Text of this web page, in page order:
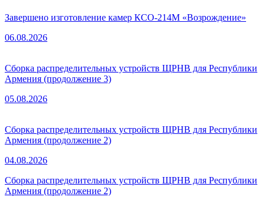
Завершено изготовление камер КСО-214М «Возрождение»
06.08.2026
Сборка распределительных устройств ЩРНВ для Республики
Армения (продолжение 3)
05.08.2026
Сборка распределительных устройств ЩРНВ для Республики
Армения (продолжение 2)
04.08.2026
Сборка распределительных устройств ЩРНВ для Республики
Армения (продолжение 2)